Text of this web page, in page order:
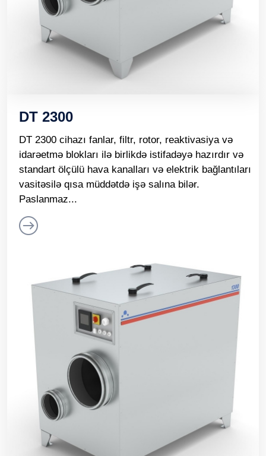
DT 2300
DT 2300 cihazı fanlar, filtr, rotor, reaktivasiya və
idarəetmə blokları ilə birlikdə istifadəyə hazırdır və
standart ölçülü hava kanalları və elektrik bağlantıları
vasitəsilə qısa müddətdə işə salına bilər.
Paslanmaz...